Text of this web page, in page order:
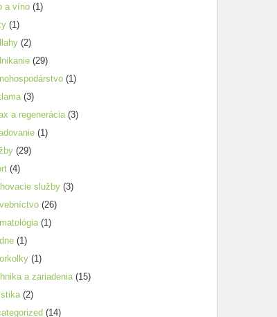
a víno (1)
(1)
(2)
(29)
(1)
(3)
a regenerácia (3)
(1)
(29)
(4)
služby (3)
(26)
(1)
(1)
(1)
a zariadenia (15)
(2)
(14)